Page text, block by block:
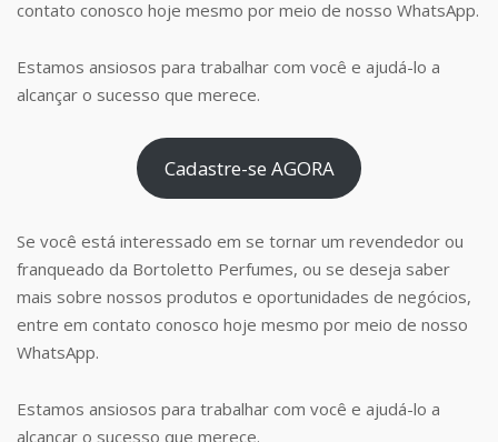
contato conosco hoje mesmo por meio de nosso WhatsApp.
Estamos ansiosos para trabalhar com você e ajudá-lo a
alcançar o sucesso que merece.
Cadastre-se AGORA
Se você está interessado em se tornar um revendedor ou
franqueado da Bortoletto Perfumes, ou se deseja saber
mais sobre nossos produtos e oportunidades de negócios,
entre em contato conosco hoje mesmo por meio de nosso
WhatsApp.
Estamos ansiosos para trabalhar com você e ajudá-lo a
alcançar o sucesso que merece.